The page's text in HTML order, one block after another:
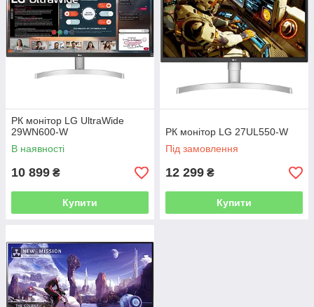
РК монітор LG UltraWide
29WN600-W
В наявності
10 899 ₴
Купити
РК монітор LG 27UL550-W
Під замовлення
12 299 ₴
Купити